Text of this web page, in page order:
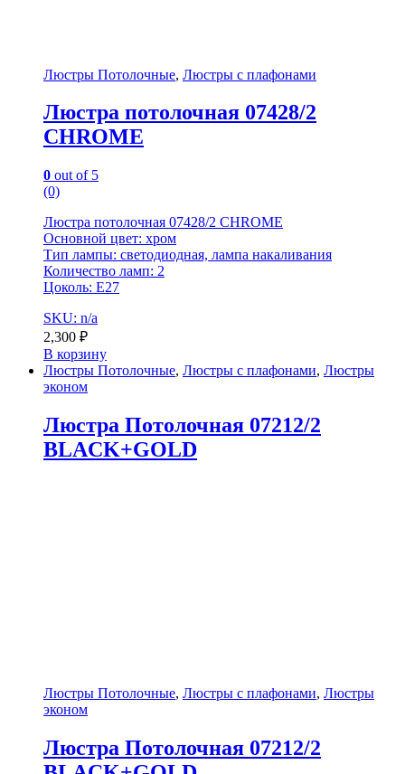
Люстры Потолочные, Люстры с плафонами
Люстра потолочная 07428/2
CHROME
0 out of 5
(0)
Люстра потолочная 07428/2 CHROME
Основной цвет: хром
Тип лампы: светодиодная, лампа накаливания
Количество ламп: 2
Цоколь: E27
SKU: n/a
2,300 ₽
В корзину
Люстры Потолочные, Люстры с плафонами, Люстры
эконом
Люстра Потолочная 07212/2
BLACK+GOLD
Люстры Потолочные, Люстры с плафонами, Люстры
эконом
Люстра Потолочная 07212/2